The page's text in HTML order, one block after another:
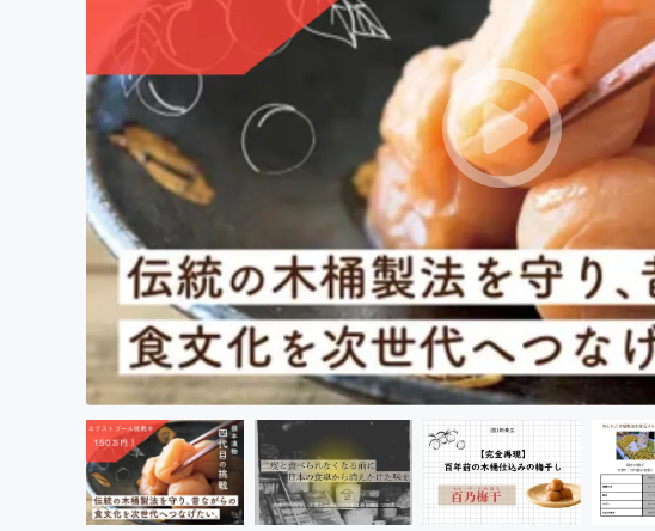
映像・映画 書籍・雑誌
チャレンジ
まちづくり・地域活性化